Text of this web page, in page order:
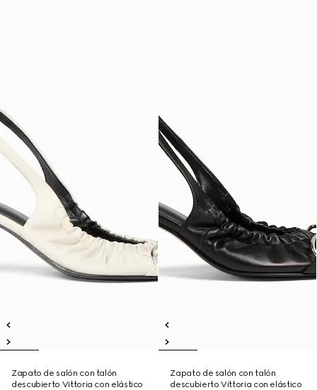
Zapato de salón con talón
descubierto Vittoria con elástico
Zapato de salón con talón
descubierto Vittoria con elástico